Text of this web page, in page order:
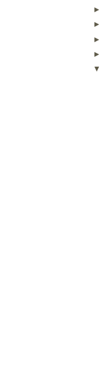
►
►
►
►
▼